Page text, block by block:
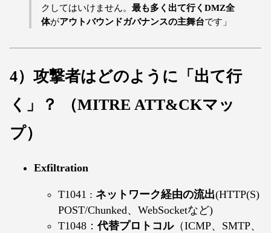
クしてはいけません。 最も多く出て行くDMZ全
体がアウトバウンドガバナンスの主舞台です」
4）攻撃者はどのように「出て行
く」？ （MITRE ATT&CKマッ
プ）
Exfiltration
T1041 : ネットワーク経由の流出(HTTP(S)
POST/Chunked、WebSocketなど)
T1048：代替プロトコル（ICMP、SMTP、